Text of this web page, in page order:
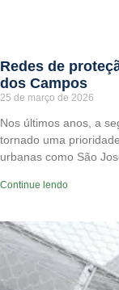
Redes de
dos Campos
25 de março de 2026
Nos últimos anos, a
tornado uma
urbanas como São
Continue lendo